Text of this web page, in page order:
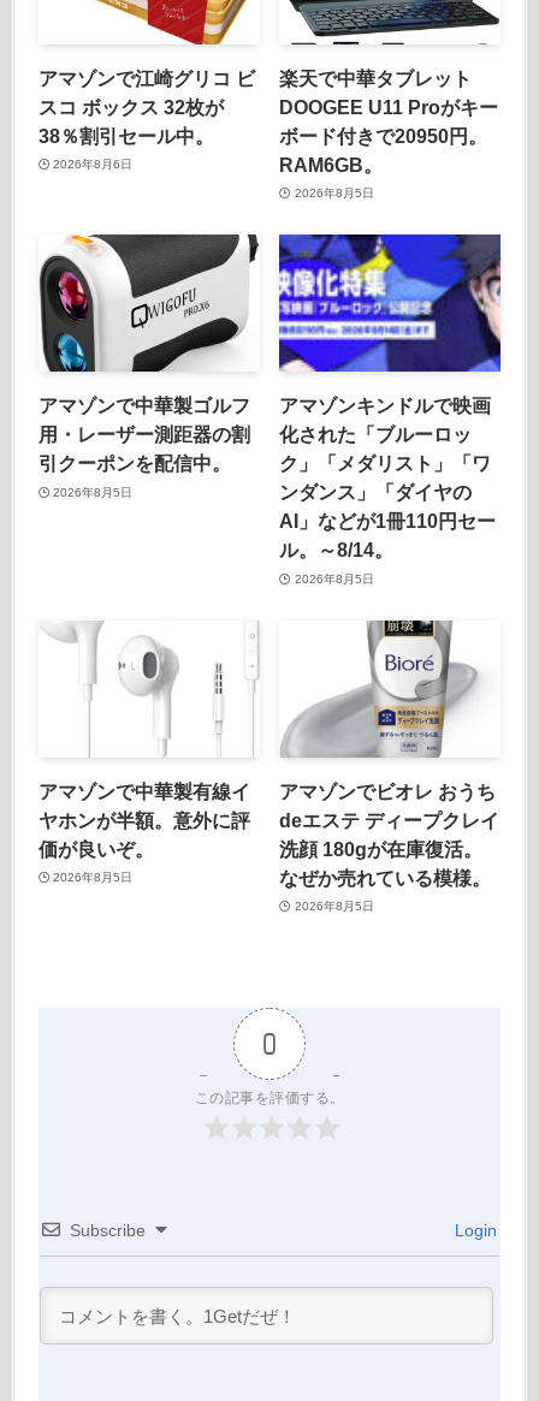
アマゾンで江崎グリコ ビ
スコ ボックス 32枚が
38％割引セール中。
2026年8月6日
楽天で中華タブレット
DOOGEE U11 Proがキー
ボード付きで20950円。
RAM6GB。
2026年8月5日
アマゾンで中華製ゴルフ
用・レーザー測距器の割
引クーポンを配信中。
2026年8月5日
アマゾンキンドルで映画
化された「ブルーロッ
ク」「メダリスト」「ワ
ンダンス」「ダイヤの
AI」などが1冊110円セー
ル。～8/14。
2026年8月5日
アマゾンで中華製有線イ
ヤホンが半額。意外に評
価が良いぞ。
2026年8月5日
アマゾンでビオレ おうち
deエステ ディープクレイ
洗顔 180gが在庫復活。
なぜか売れている模様。
2026年8月5日
0
この記事を評価する。
Subscribe Login